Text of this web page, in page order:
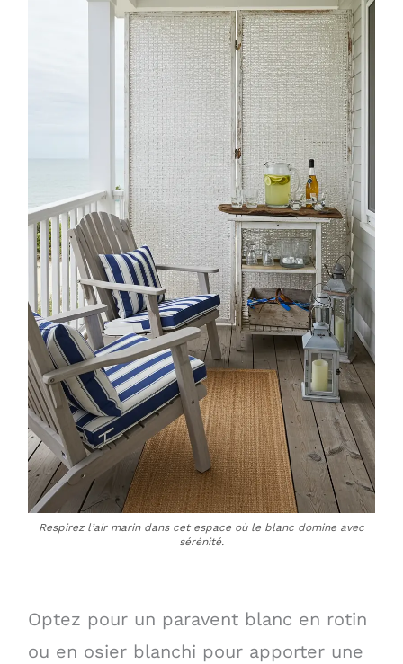
Respirez l’air marin dans cet espace où le blanc domine avec
sérénité.
Optez pour un paravent blanc en rotin
ou en osier blanchi pour apporter une